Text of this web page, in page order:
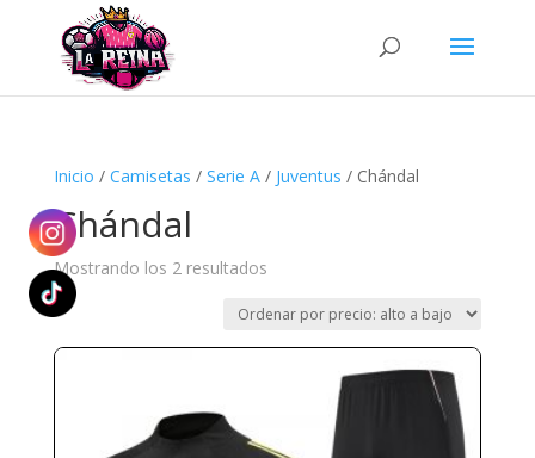
Búsqueda
productos
Inicio / Camisetas / Serie A/ Juventus / Chándal
Chándal
Mostrando los 2 resultadosOrdenado
precio:
alto